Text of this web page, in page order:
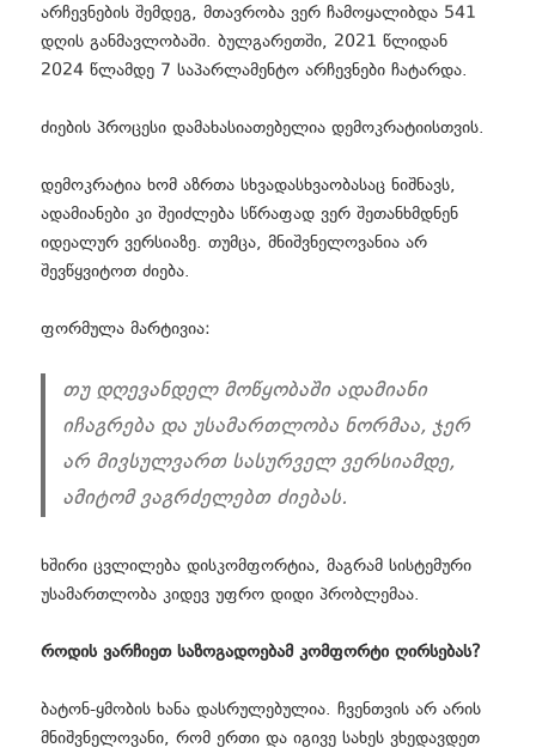
არჩევნების შემდეგ, მთავრობა ვერ ჩამოყალიბდა 541
დღის განმავლობაში. ბულგარეთში, 2021 წლიდან
2024 წლამდე 7 საპარლამენტო არჩევნები ჩატარდა.
ძიების პროცესი დამახასიათებელია დემოკრატიისთვის.
დემოკრატია ხომ აზრთა სხვადასხვაობასაც ნიშნავს,
ადამიანები კი შეიძლება სწრაფად ვერ შეთანხმდნენ
იდეალურ ვერსიაზე. თუმცა, მნიშვნელოვანია არ
შევწყვიტოთ ძიება.
ფორმულა მარტივია:
თუ დღევანდელ მოწყობაში ადამიანი
იჩაგრება და უსამართლობა ნორმაა, ჯერ
არ მივსულვართ სასურველ ვერსიამდე,
ამიტომ ვაგრძელებთ ძიებას.
ხშირი ცვლილება დისკომფორტია, მაგრამ სისტემური
უსამართლობა კიდევ უფრო დიდი პრობლემაა.
როდის ვარჩიეთ საზოგადოებამ კომფორტი ღირსებას?
ბატონ-ყმობის ხანა დასრულებულია. ჩვენთვის არ არის
მნიშვნელოვანი, რომ ერთი და იგივე სახეს ვხედავდეთ